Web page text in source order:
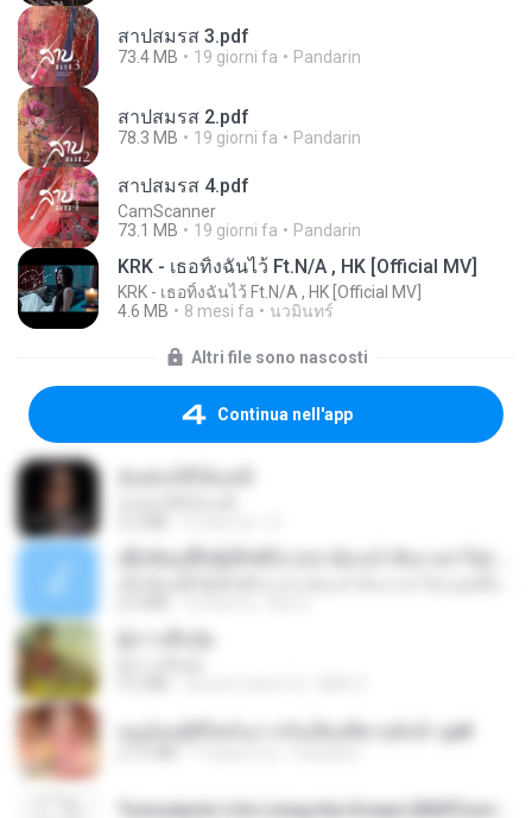
สาปสมรส 3.pdf
73.4 MB 19 giorni fa Pandarin
สาปสมรส 2.pdf
78.3 MB 19 giorni fa Pandarin
สาปสมรส 4.pdf
CamScanner
73.1 MB
19 giorni fa Pandarin
KRK - เธอทิ้งฉันไว้ Ft.N/A , HK [Official MV]
KRK - เธอทิ้งฉันไว้ Ft.N/A , HK [Official MV]
4.6 MB
8 mesi fa นวมินทร์
Altri file sono nascosti
Continua nell'app
หนูน้อยสู้ชีวิตกับภารกิจเลี้ยงพี่ชายทั้งห้า.pdf